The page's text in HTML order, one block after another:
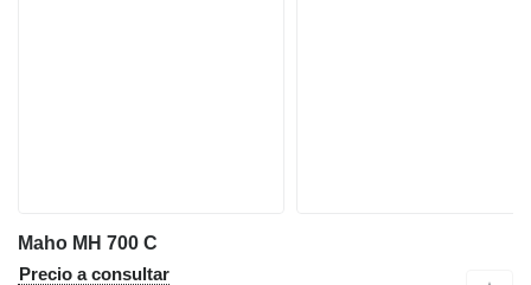
Maho MH 700 C
Precio a consultar